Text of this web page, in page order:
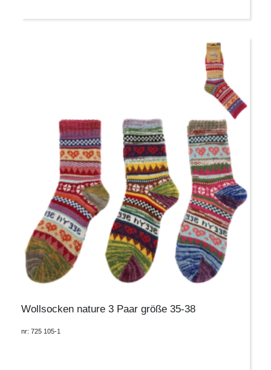
Wollsocken nature 3 Paar größe 35-38
nr: 725 105-1